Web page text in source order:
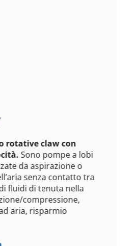
rotative claw con
Sono pompe a lobi
da aspirazione o
senza contatto tra
fluidi di tenuta nella
compressione,
aria, risparmio